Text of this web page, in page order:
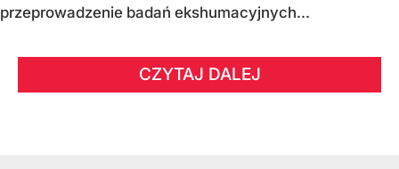
przeprowadzenie badań ekshumacyjnych...
CZYTAJ DALEJ